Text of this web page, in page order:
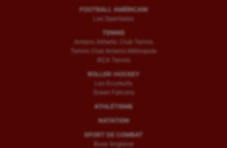
FOOTBALL AMÉRICAIN
Les Spartiates
TENNIS
Amiens Athletic Club Tennis
Tennis Club Amiens Métropole
RCA Tennis
ROLLER-HOCKEY
Les Ecureuils
Green Falcons
ATHLÉTISME
NATATION
SPORT DE COMBAT
Boxe Anglaise